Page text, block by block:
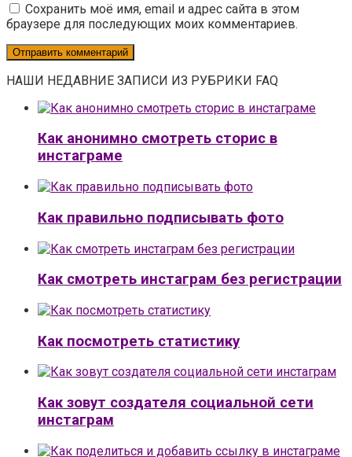
Сохранить моё имя, email и адрес сайта в этом
браузере для последующих моих комментариев.
НАШИ НЕДАВНИЕ ЗАПИСИ ИЗ РУБРИКИ FAQ
Как анонимно смотреть сторис в
инстаграме
Как правильно подписывать фото
Как смотреть инстаграм без регистрации
Как посмотреть статистику
Как зовут создателя социальной сети
инстаграм